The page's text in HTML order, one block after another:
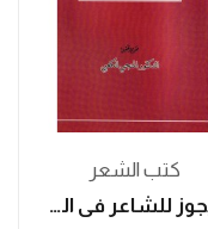
كتب الشعر
ما يجوز للشاعر في الضرورة للقزاز القيرواني